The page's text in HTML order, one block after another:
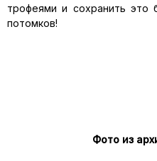
трофеями и сохранить это
потомков!
Фото из